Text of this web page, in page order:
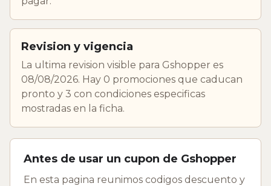
Revision y vigencia
La ultima revision visible para Gshopper es
08/08/2026. Hay 0 promociones que caducan
pronto y 3 con condiciones especificas
mostradas en la ficha.
Antes de usar un cupon de Gshopper
En esta pagina reunimos codigos descuento y